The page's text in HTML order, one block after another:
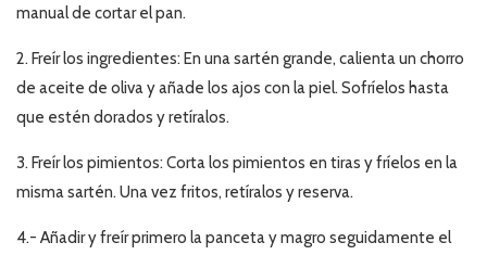
manual de cortar el pan.
2. Freír los ingredientes: En una sartén grande, calienta un chorro
de aceite de oliva y añade los ajos con la piel. Sofríelos hasta
que estén dorados y retíralos.
3. Freír los pimientos: Corta los pimientos en tiras y fríelos en la
misma sartén. Una vez fritos, retíralos y reserva.
4.- Añadir y freír primero la panceta y magro seguidamente el